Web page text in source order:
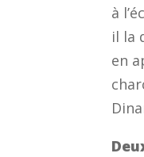
à
il la
en